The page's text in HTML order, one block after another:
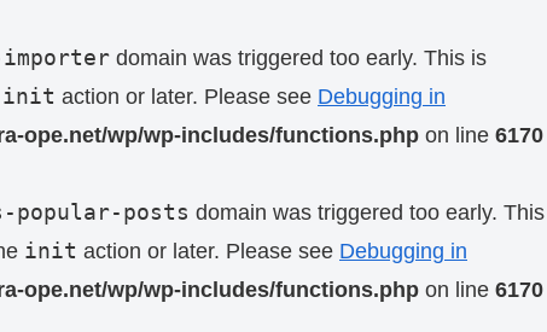
domain was triggered too early. This is
init action or later. Please see Debugging in
ope.net/wp/wp-includes/functions.php on line 6170
popular-posts domain was triggered too early. This
init action or later. Please see Debugging in
ope.net/wp/wp-includes/functions.php on line 6170